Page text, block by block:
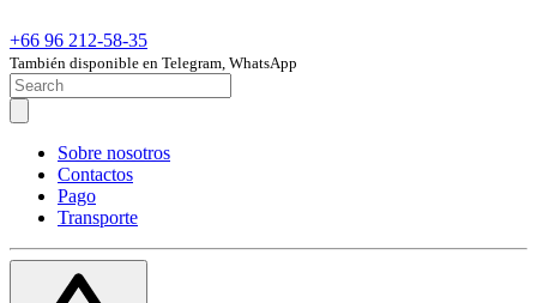
+66 96 212-58-35
También disponible en Telegram, WhatsApp
Sobre nosotros
Contactos
Pago
Transporte